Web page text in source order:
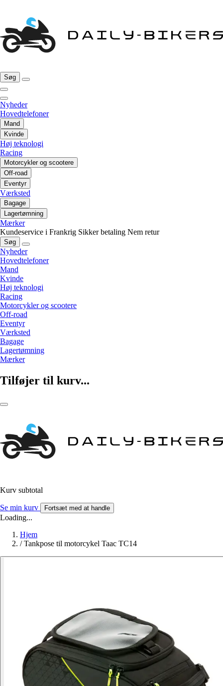
Søg
Nyheder
Hovedtelefoner
Mand
Kvinde
Høj teknologi
Racing
Motorcykler og scootere
Off-road
Eventyr
Værksted
Bagage
Lagertømning
Mærker
Kundeservice i Frankrig Sikker betaling Nem retur
Søg
Nyheder
Hovedtelefoner
Mand
Kvinde
Høj teknologi
Racing
Motorcykler og scootere
Off-road
Eventyr
Værksted
Bagage
Lagertømning
Mærker
Tilføjer til kurv...
Kurv subtotal
Se min kurv Fortsæt med at handle
Loading...
Hjem
/ Tankpose til motorcykel Taac TC14